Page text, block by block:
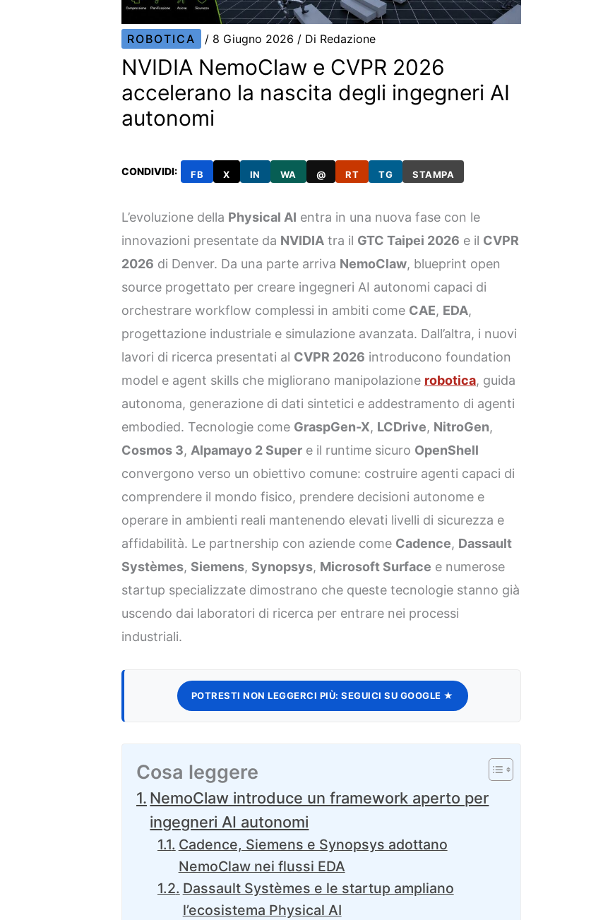
ROBOTICA / 8 Giugno 2026 / Di Redazione
NVIDIA NemoClaw e CVPR 2026
accelerano la nascita degli ingegneri AI
autonomi
CONDIVIDI: FB X IN WA @ RT TG STAMPA
L’evoluzione della Physical AI entra in una nuova fase con le
innovazioni presentate da NVIDIA tra il GTC Taipei 2026 e il CVPR
2026 di Denver. Da una parte arriva NemoClaw, blueprint open
source progettato per creare ingegneri AI autonomi capaci di
orchestrare workflow complessi in ambiti come CAE, EDA,
progettazione industriale e simulazione avanzata. Dall’altra, i nuovi
lavori di ricerca presentati al CVPR 2026 introducono foundation
model e agent skills che migliorano manipolazione robotica, guida
autonoma, generazione di dati sintetici e addestramento di agenti
embodied. Tecnologie come GraspGen-X, LCDrive, NitroGen,
Cosmos 3, Alpamayo 2 Super e il runtime sicuro OpenShell
convergono verso un obiettivo comune: costruire agenti capaci di
comprendere il mondo fisico, prendere decisioni autonome e
operare in ambienti reali mantenendo elevati livelli di sicurezza e
affidabilità. Le partnership con aziende come Cadence, Dassault
Systèmes, Siemens, Synopsys, Microsoft Surface e numerose
startup specializzate dimostrano che queste tecnologie stanno già
uscendo dai laboratori di ricerca per entrare nei processi
industriali.
POTRESTI NON LEGGERCI PIÙ: SEGUICI SU GOOGLE ★
Cosa leggere
NemoClaw introduce un framework aperto per
ingegneri AI autonomi
Cadence, Siemens e Synopsys adottano
NemoClaw nei flussi EDA
Dassault Systèmes e le startup ampliano
l’ecosistema Physical AI